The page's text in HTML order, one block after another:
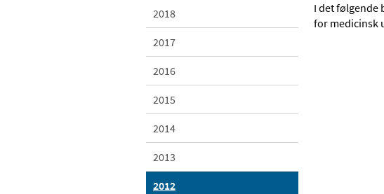
2018
2017
2016
2015
2014
2013
2012
I det følgende
for medicinsk